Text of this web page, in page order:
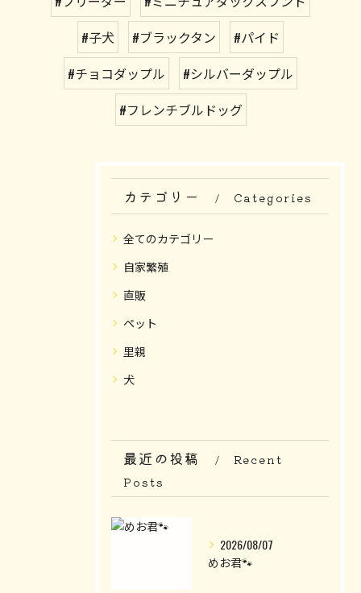
#子犬
#ブラックタン
#パイド
#チョコダップル
#シルバーダップル
#フレンチブルドッグ
カテゴリー Categories
全てのカテゴリー
自家繁殖
直販
ペット
里親
犬
最近の投稿
Recent
Posts
2026/08/07
めお君🐾